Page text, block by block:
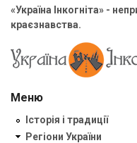
«Україна Інкогніта» -
краєзнавства.
Меню
Історія і традиції
Регіони України